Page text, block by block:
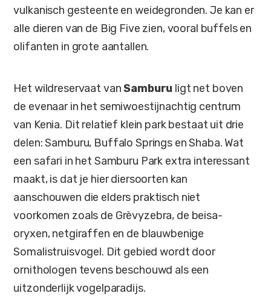
vulkanisch gesteente en weidegronden. Je kan er
alle dieren van de Big Five zien, vooral buffels en
olifanten in grote aantallen.
Het wildreservaat vanSamburu ligt net boven
de evenaar in het semiwoestijnachtig centrum
van Kenia. Dit relatief klein park bestaat uit drie
delen: Samburu, Buffalo Springs en Shaba. Wat
een safari in het Samburu Park extra interessant
maakt, is dat je hier diersoorten kan
aanschouwen die elders praktisch niet
voorkomen zoals de Grèvyzebra, de beisa-
oryxen, netgiraffen en de blauwbenige
Somalistruisvogel. Dit gebied wordt door
ornithologen tevens beschouwd als een
uitzonderlijk vogelparadijs.